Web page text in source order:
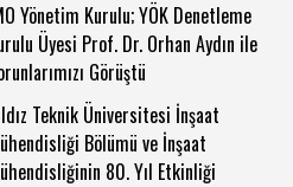
Yönetim Kurulu; YÖK Denetleme
Üyesi Prof. Dr. Orhan Aydın ile
Görüştü
Teknik Üniversitesi İnşaat
Bölümü ve İnşaat
80. Yıl Etkinliği